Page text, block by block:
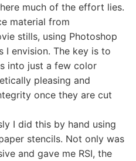
much of the effort lies.
material from
stills, using Photoshop
I envision. The key is to
into just a few color
pleasing and
once they are cut
I did this by hand using
stencils. Not only was
and gave me RSI, the